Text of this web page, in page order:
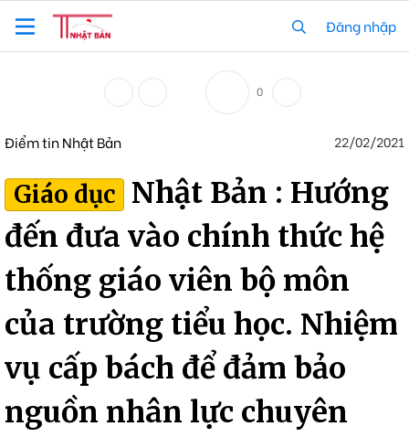
Đăng nhập
0
Điểm tin Nhật Bản 22/02/2021
Giáo dục Nhật Bản : Hướng
đến đưa vào chính thức hệ
thống giáo viên bộ môn
của trường tiểu học. Nhiệm
vụ cấp bách để đảm bảo
nguồn nhân lực chuyên